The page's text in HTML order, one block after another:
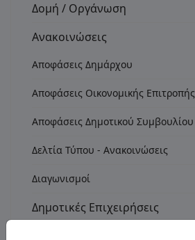
Δομή / Οργάνωση
Ανακοινώσεις
Αποφάσεις Δημάρχου
Αποφάσεις Οικονομικής Επιτροπής
Αποφάσεις Δημοτικού Συμβουλίου
Δελτία Τύπου - Ανακοινώσεις
Διαγωνισμοί
Δημοτικές Επιχειρήσεις